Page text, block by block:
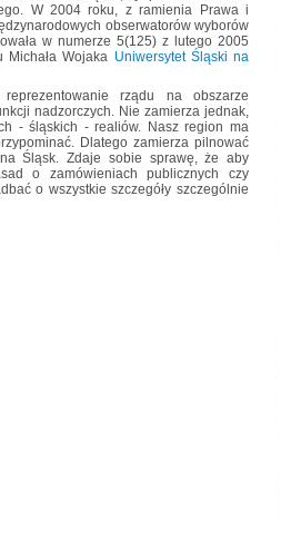
W 2004 roku, z ramienia Prawa i
obserwatorów wyborów
w numerze 5(125) z lutego 2005
Wojaka Uniwersytet Śląski na
rządu na obszarze
nadzorczych. Nie zamierza jednak,
- śląskich - realiów. Nasz region ma
Dlatego zamierza pilnować
Śląsk. Zdaje sobie sprawę, że aby
o zamówieniach publicznych czy
o wszystkie szczegóły szczególnie